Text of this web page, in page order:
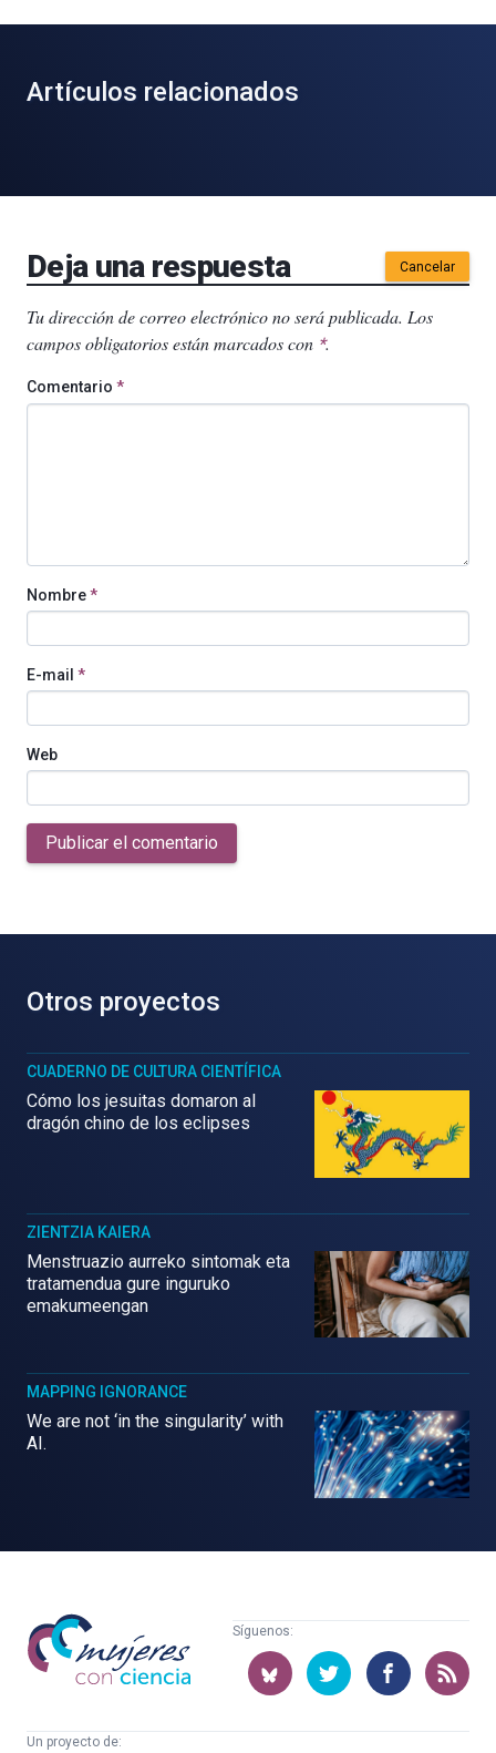
Artículos relacionados
Deja una respuesta Cancelar
Tu dirección de correo electrónico no será publicada. Los
campos obligatorios están marcados con *.
Comentario *
Nombre*
E-mail *
Web
Publicar el comentario
Otros proyectos
CUADERNO DE CULTURA CIENTÍFICA
Cómo los jesuitas domaron al
dragón chino de los eclipses
ZIENTZIA KAIERA
Menstruazio aurreko sintomak eta
tratamendua gure inguruko
emakumeengan
MAPPING IGNORANCE
We are not ‘in the singularity’ with
AI.
Mujeres
con
ciencia
Síguenos:
Un proyecto de: